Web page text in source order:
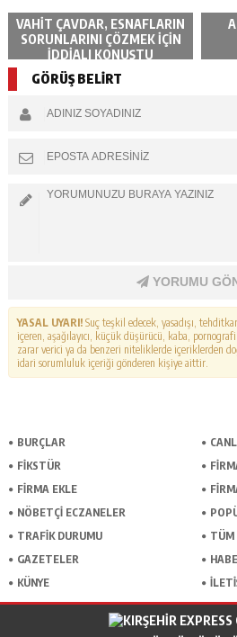
VAHİT ÇAVDAR, ESNAFLARIN
SORUNLARINI ÇÖZMEK İÇİN
İDDİALI KONUŞTU
GÖRÜŞ BELİRT
YORUMU
YASAL UYARI!Suç teşkil edecek, yasadışı,
içeren, aşağılayıcı, küçük düşürücü, kaba,
zarar verici ya da benzeri niteliklerde içeriklerden
idari sorumluluk içeriği gönderen kişiye aittir.
BURÇLAR
FİKSTÜR
FİRMA EKLE
NÖBETÇİ ECZANELER
TRAFİK DURUMU
TÜM
GAZETELER
KÜNYE